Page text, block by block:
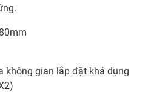
không gian lắp đặt khả dụng